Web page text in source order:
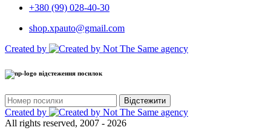
+380 (99) 028-40-30
shop.xpauto@gmail.com
Created by
відстеження посилок
Відстежити
Created by
All rights reserved, 2007 - 2026